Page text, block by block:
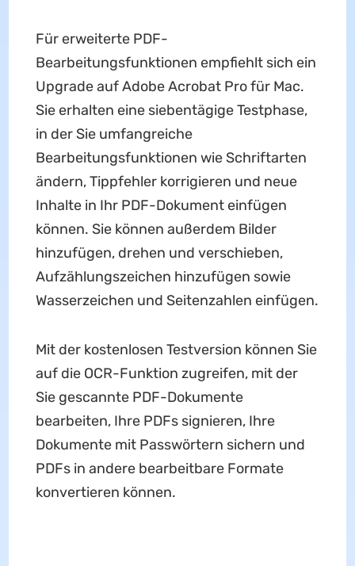
Für erweiterte PDF-
Bearbeitungsfunktionen empfiehlt sich ein
Upgrade auf Adobe Acrobat Pro für Mac.
Sie erhalten eine siebentägige Testphase,
in der Sie umfangreiche
Bearbeitungsfunktionen wie Schriftarten
ändern, Tippfehler korrigieren und neue
Inhalte in Ihr PDF-Dokument einfügen
können. Sie können außerdem Bilder
hinzufügen, drehen und verschieben,
Aufzählungszeichen hinzufügen sowie
Wasserzeichen und Seitenzahlen einfügen.
Mit der kostenlosen Testversion können Sie
auf die OCR-Funktion zugreifen, mit der
Sie gescannte PDF-Dokumente
bearbeiten, Ihre PDFs signieren, Ihre
Dokumente mit Passwörtern sichern und
PDFs in andere bearbeitbare Formate
konvertieren können.